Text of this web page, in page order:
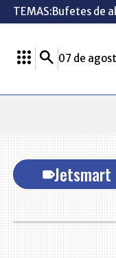
TEMAS:Bufetes de
07 de
Jetsmart